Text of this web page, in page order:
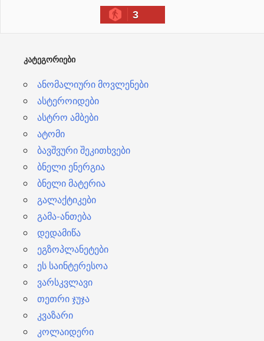
3
ᲙᲐᲢᲔᲒᲝᲠᲘᲔᲑᲘ
ანომალიური მოვლენები
ასტეროიდები
ასტრო ამბები
ატომი
ბავშვური შეკითხვები
ბნელი ენერგია
ბნელი მატერია
გალაქტიკები
გამა-ანთება
დედამიწა
ეგზოპლანეტები
ეს საინტერესოა
ვარსკვლავი
თეთრი ჯუჯა
კვაზარი
კოლაიდერი